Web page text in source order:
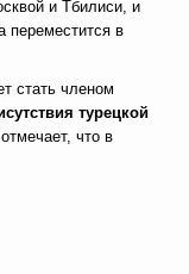
и Тбилиси, и
переместится в
стать членом
турецкой
что в